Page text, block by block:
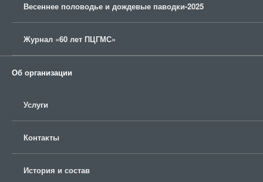
Весеннее половодье и дождевые паводки-2025
Журнал «60 лет ПЦГМС»
Об организации
Услуги
Контакты
История и состав